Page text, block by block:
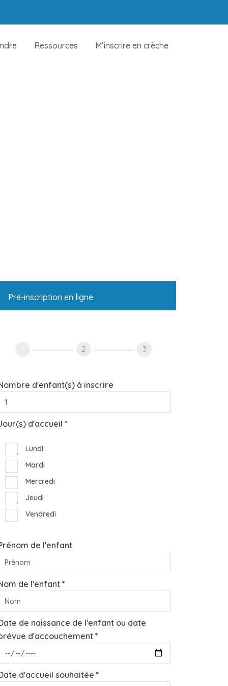
Ressources M’inscrire en crèche
Pré-inscription en ligne
2 3
d'enfant(s) à inscrire
d'accueil *
Lundi
Mardi
Mercredi
Jeudi
Vendredi
de l'enfant
de l'enfant *
de naissance de l'enfant ou date
d'accouchement *
d'accueil souhaitée *